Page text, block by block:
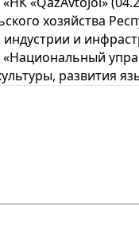
хозяйства
и
развития